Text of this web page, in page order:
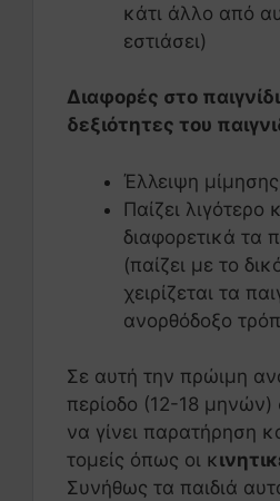
κάτι άλλο από
εστιάσει)
Διαφορές στο
δεξιότητες του
Έλλειψη μίμησης
Παίζει λιγότερο
διαφορετικά τα
(παίζει με το
χειρίζεται τα
ανορθόδοξο
Σε αυτή την πρώιμη
περίοδο (12-18 μηνών)
να γίνει παρατήρηση
τομείς όπως οι κ
Συνήθως τα παιδιά